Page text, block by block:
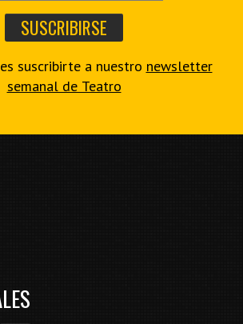
suscribirte a nuestro newsletter
semanal de Teatro